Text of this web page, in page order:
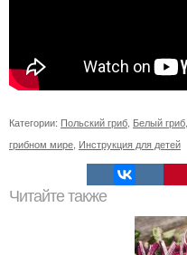
Категории: Польский гриб Белый гриб
грибном мире Инструкция для детей
Читайте также